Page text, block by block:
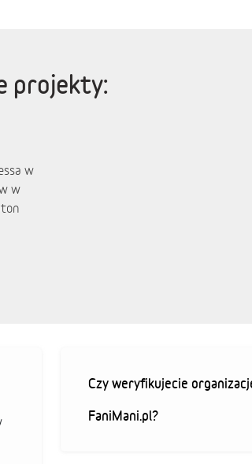
projekty:
w
w
Czy weryfikujecie
FaniMani.pl?